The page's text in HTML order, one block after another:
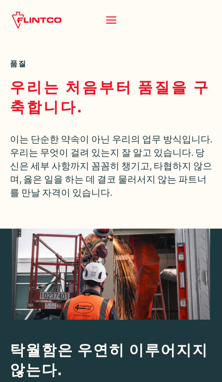
품질
우리는 처음부터 품질을 구
축합니다.
이는 단순한 약속이 아닌 우리의 업무 방식입니다.
우리는 무엇이 걸려 있는지 잘 알고 있습니다. 당
신은 세부 사항까지 꼼꼼히 챙기고, 타협하지 않으
며, 옳은 일을 하는 데 결코 물러서지 않는 파트너
를 만날 자격이 있습니다.
탁월함은 우연히 이루어지지
않는다.